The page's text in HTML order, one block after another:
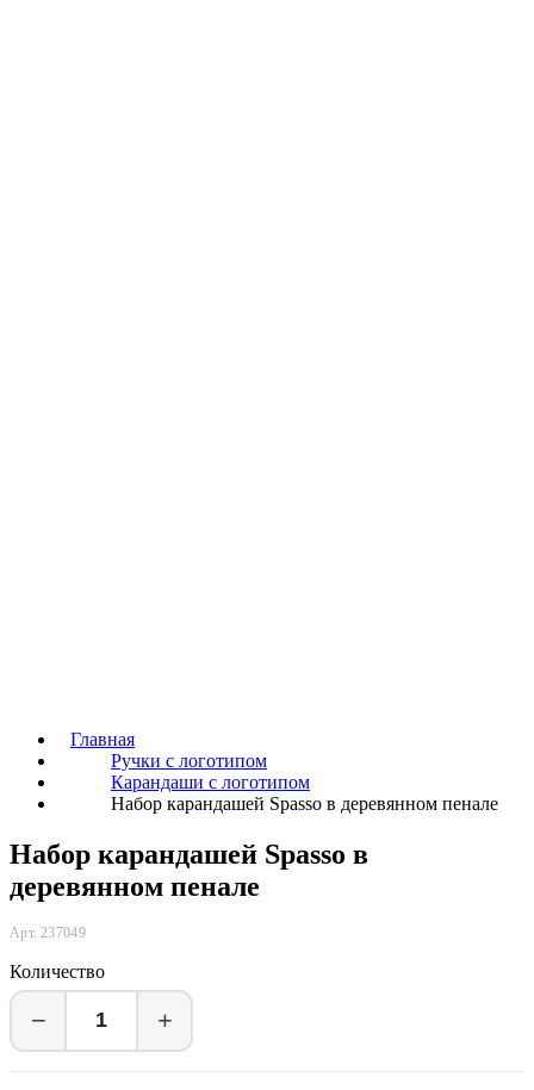
Главная
Ручки с логотипом
Карандаши с логотипом
Набор карандашей Spasso в деревянном пенале
Набор карандашей Spasso в
деревянном пенале
Арт. 237049
Количество
− +